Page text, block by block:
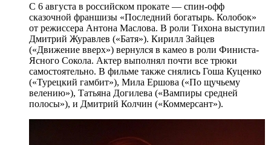
С 6 августа в российском прокате — спин-офф
сказочной франшизы «Последний богатырь. Колобок»
от режиссера Антона Маслова. В роли Тихона выступил
Дмитрий Журавлев («Батя»). Кирилл Зайцев
(«Движение вверх») вернулся в камео в роли Финиста-
Ясного Сокола. Актер выполнял почти все трюки
самостоятельно. В фильме также снялись Гоша Куценко
(«Турецкий гамбит»), Мила Ершова («По щучьему
велению»), Татьяна Догилева («Вампиры средней
полосы»), и Дмитрий Колчин («Коммерсант»).